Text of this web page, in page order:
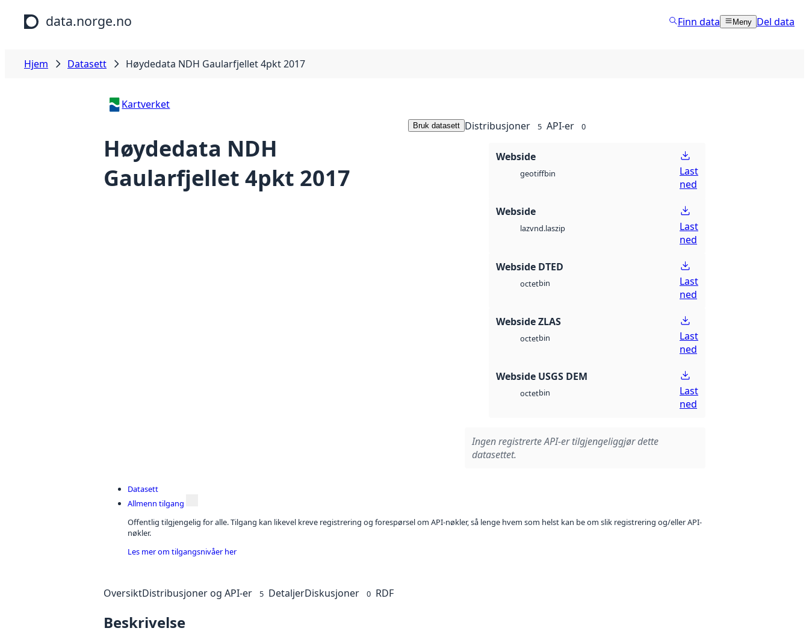
Hopp til hovedinnhold
data.norge.no Finn data Meny Del data
Hjem Datasett Høydedata NDH Gaularfjellet 4pkt 2017
Kartverket
Høydedata NDH
Gaularfjellet 4pkt 2017
Bruk datasett Distribusjoner 5 API-er 0
Webside
geotiffbin
Last
ned
Webside
lazvnd.laszip
Last
ned
Webside DTED
octetbin
Last
ned
Webside ZLAS
octetbin
Last
ned
Webside USGS DEM
octetbin
Last
ned
Ingen registrerte API-er tilgjengeliggjør dette
datasettet.
Datasett
Allmenn tilgang
Offentlig tilgjengelig for alle. Tilgang kan likevel kreve registrering og forespørsel om API-nøkler, så lenge hvem som helst kan be om slik registrering og/eller API-
nøkler.
Les mer om tilgangsnivåer her
OversiktDistribusjoner og API-er 5 DetaljerDiskusjoner 0 RDF
Beskrivelse